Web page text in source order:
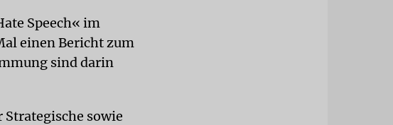
Speech« im
einen Bericht zum
sind darin
sowie